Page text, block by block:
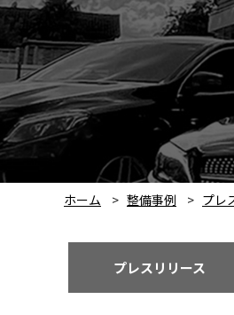
ホーム 整備事例 プレ
プレスリリース